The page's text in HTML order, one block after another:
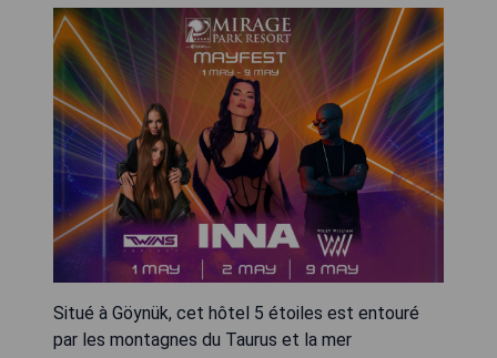
Situé à Göynük, cet hôtel 5 étoiles est entouré
par les montagnes du Taurus et la mer